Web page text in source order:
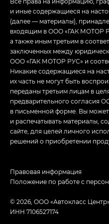
и иные содержащиеся на
(далее — материалы),
входящим в ООО «ГАК МОТОР
а также иным третьим в
заключенных между
ООО «ГАК МОТОР РУС» и
Никакие содержащиеся на
их часть не могут быть
переданы третьим лицам в
предварительного согласия
в письменной форме. Вы
и распечатывать материалы,
сайте, для целей личного
решений о приобретении
© 2026, ООО «Автокласс
ИНН 7106527174
Правовая информация
Положение по работе с